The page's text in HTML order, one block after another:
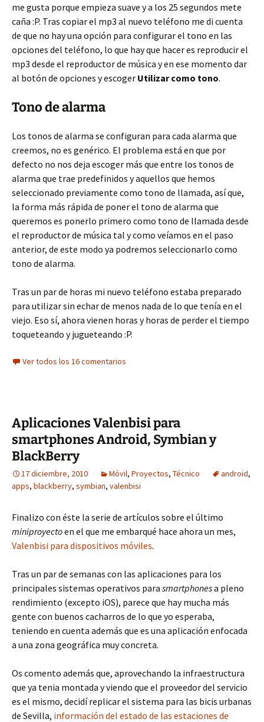
me gusta porque empieza suave y a los 25 segundos mete
caña :P. Tras copiar el mp3 al nuevo teléfono me di cuenta
de que no hay una opción para configurar el tono en las
opciones del teléfono, lo que hay que hacer es reproducir el
mp3 desde el reproductor de música y en ese momento dar
al botón de opciones y escoger Utilizar como tono.
Tono de alarma
Los tonos de alarma se configuran para cada alarma que
creemos, no es genérico. El problema está en que por
defecto no nos deja escoger más que entre los tonos de
alarma que trae predefinidos y aquellos que hemos
seleccionado previamente como tono de llamada, así que,
la forma más rápida de poner el tono de alarma que
queremos es ponerlo primero como tono de llamada desde
el reproductor de música tal y como veíamos en el paso
anterior, de este modo ya podremos seleccionarlo como
tono de alarma.
Tras un par de horas mi nuevo teléfono estaba preparado
para utilizar sin echar de menos nada de lo que tenía en el
viejo. Eso sí, ahora vienen horas y horas de perder el tiempo
toqueteando y jugueteando :P.
Ver todos los 16 comentarios
Aplicaciones Valenbisi para
smartphones Android, Symbian y
BlackBerry
17 diciembre, 2010 Móvil, Proyectos, Técnico android,
apps, blackberry, symbian, valenbisi
Finalizo con éste la serie de artículos sobre el último
miniproyectoen el que me embarqué hace ahora un mes,
Valenbisi para dispositivos móviles.
Tras un par de semanas con las aplicaciones para los
principales sistemas operativos para smartphonesa pleno
rendimiento (excepto iOS), parece que hay mucha más
gente con buenos cacharros de lo que yo esperaba,
teniendo en cuenta además que es una aplicación enfocada
a una zona geográfica muy concreta.
Os comento además que, aprovechando la infraestructura
que ya tenia montada y viendo que el proveedor del servicio
es el mismo, decidí replicar el sistema para las bicis urbanas
de Sevilla, información del estado de las estaciones de